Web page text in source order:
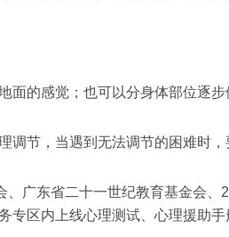
的感觉；也可以分身体部位逐
节，当遇到无法调节的困难时
广东省二十一世纪教育基金会
区内上线心理测试、心理援助